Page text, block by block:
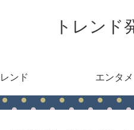
トレンド
レンド エンタメ